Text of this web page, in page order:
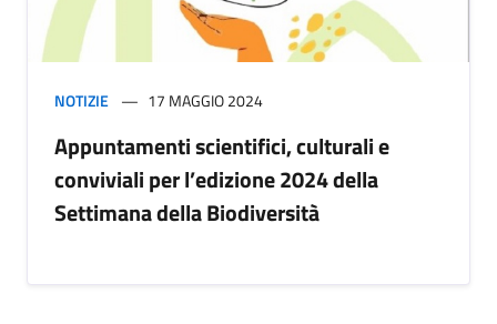
NOTIZIE 17 MAGGIO 2024
Appuntamenti scientifici, culturali e
conviviali per l’edizione 2024 della
Settimana della Biodiversità